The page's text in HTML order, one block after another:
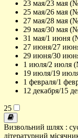
23 мая/23 мая
25 мая/26 мая
27 мая/28 мая
29 мая/30 мая
31 мая/1 июня
27 июня/27
29 июня/30
1 июля/2 июля
19 июля/19
1 февраля/1
12 декабря/15
25
Визвольний шлях :
літературний